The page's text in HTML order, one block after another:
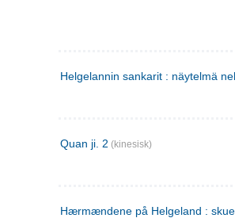
Helgelannin sankarit : näytelmä
Quan ji. 2 (kinesisk)
Hærmændene på Helgeland :